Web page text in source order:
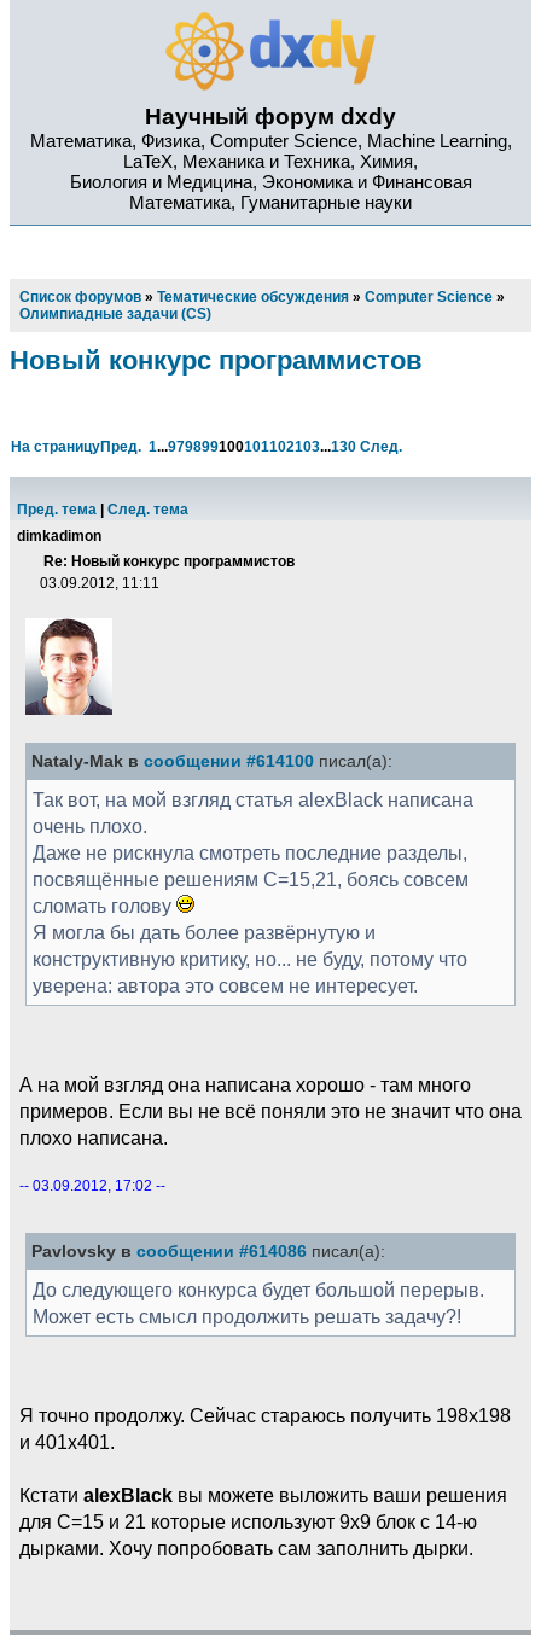
Научный форум dxdy
Математика, Физика, Computer Science, Machine Learning,
LaTeX, Механика и Техника, Химия,
Биология и Медицина, Экономика и Финансовая
Математика, Гуманитарные науки
Список форумов » Тематические обсуждения » Computer Science »
Олимпиадные задачи (CS)
Новый конкурс программистов
На страницуПред. 1...979899100101102103...130 След.
Пред. тема
След. тема
dimkadimon
Re: Новый конкурс программистов
03.09.2012, 11:11
Nataly-Mak в сообщении #614100 писал(а):
Так вот, на мой взгляд статья alexBlack написана
очень плохо.
Даже не рискнула смотреть последние разделы,
посвящённые решениям С=15,21, боясь совсем
сломать голову
Я могла бы дать более развёрнутую и
конструктивную критику, но... не буду, потому что
уверена: автора это совсем не интересует.
А на мой взгляд она написана хорошо - там много
примеров. Если вы не всё поняли это не значит что она
плохо написана.
-- 03.09.2012, 17:02 --
Pavlovsky в сообщении #614086 писал(а):
До следующего конкурса будет большой перерыв.
Может есть смысл продолжить решать задачу?!
Я точно продолжу. Сейчас стараюсь получить 198х198
и 401х401.
Кстати alexBlack вы можете выложить ваши решения
для C=15 и 21 которые используют 9х9 блок с 14-ю
дырками. Хочу попробовать сам заполнить дырки.